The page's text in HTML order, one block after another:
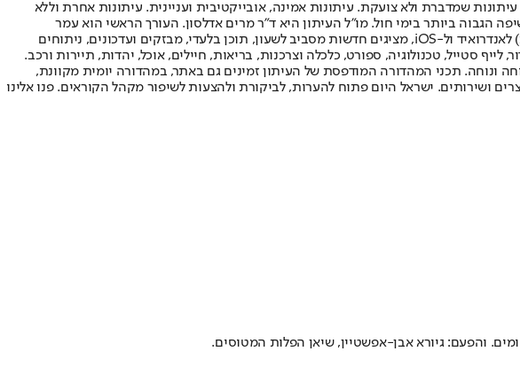
שמדברת ולא צועקת. עיתונות אמינה, אובייקטיבית ועניינית. עיתונות אחרת וללא
היום" לעיתון הישראלי בעל שיעור החשיפה הגבוה ביותר בימי חול. מו"ל העיתון היא ד"ר מרים אדלסון. העורך הראשי הוא עמר
לחמנוביץ, והעורך המייסד הוא עמוס רגב. אתרי האינטרנט של "ישראל היום" בעברית ובאנגלית, כמו כן היישומונים (אפליקציות) לאנדרואיד ול-iOS, מציגים חדשות מסביב לשעון, תוכן בלעדי, מבזקים ועדכונים, ניתוחים
סטייל, טכנולוגיה, ספורט, כלכלה וצרכנות, בריאות, חיילים, אוכל, יהדות, תיירות ורכב.
ונוחה. תכני המהדורה המודפסת של העיתון זמינים גם באתר, במהדורה יומית מקוונת,
ושירותים. ישראל היום פתוח להערות, לביקורת ולהצעות לשיפור מקהל הקוראים. פנו אלינו